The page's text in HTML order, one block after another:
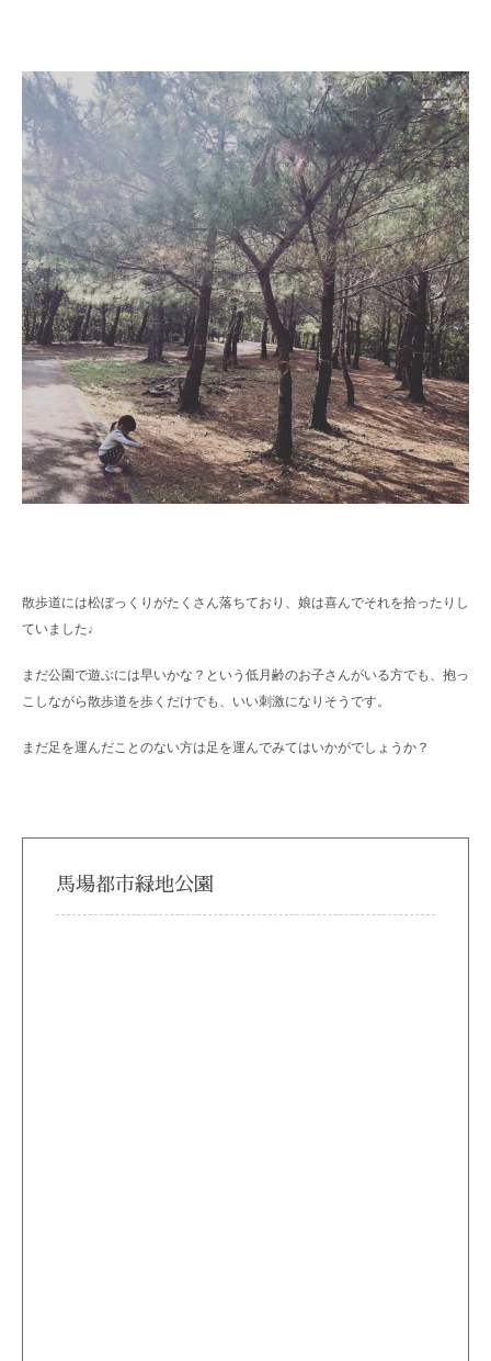
散歩道には松ぼっくりがたくさん落ちており、娘は喜んでそれを拾ったりし
ていました♩
まだ公園で遊ぶには早いかな？という低月齢のお子さんがいる方でも、抱っ
こしながら散歩道を歩くだけでも、いい刺激になりそうです。
まだ足を運んだことのない方は足を運んでみてはいかがでしょうか？
馬場都市緑地公園